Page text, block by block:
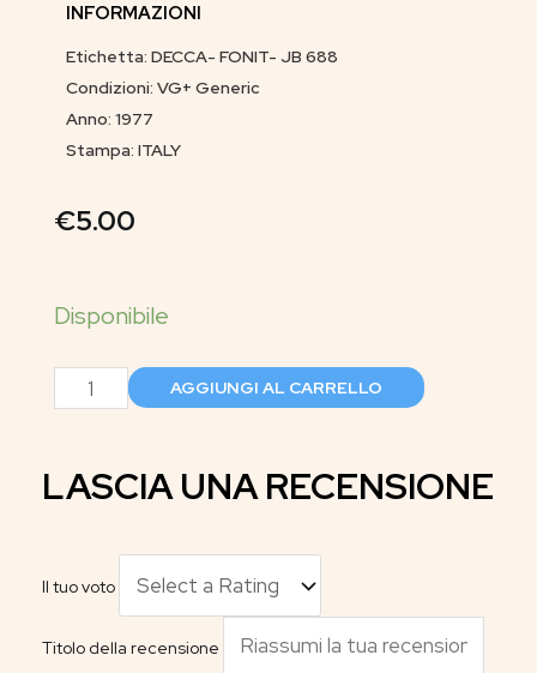
INFORMAZIONI
Etichetta: DECCA- FONIT- JB 688
Condizioni: VG+ Generic
Anno: 1977
Stampa: ITALY
€5.00
AGGIUNGI AL CARRELLO
LASCIA UNA RECENSIONE
Il tuo voto
Titolo della recensione